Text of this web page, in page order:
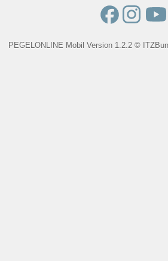
PEGELONLINE Mobil Version 1.2.2 ©